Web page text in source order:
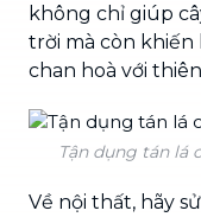
không chỉ giúp
trời mà còn
chan hoà với
Tận dụng tán lá
Về nội thất, hãy